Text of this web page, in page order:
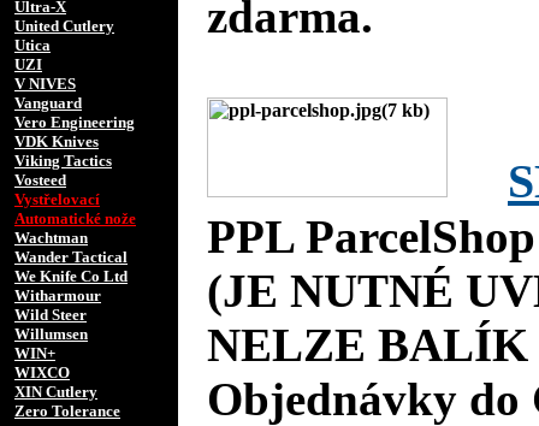
Ultra-X
United Cutlery
Utica
UZI
V NIVES
Vanguard
Vero Engineering
VDK Knives
Viking Tactics
Vosteed
Vystřelovací
Automatické nože
Wachtman
Wander Tactical
We Knife Co Ltd
Witharmour
Wild Steer
Willumsen
WIN+
WIXCO
XIN Cutlery
Zero Tolerance
zdarma.
PPL
(JE NUTNÉ
NELZE BALÍK
Objednávky do